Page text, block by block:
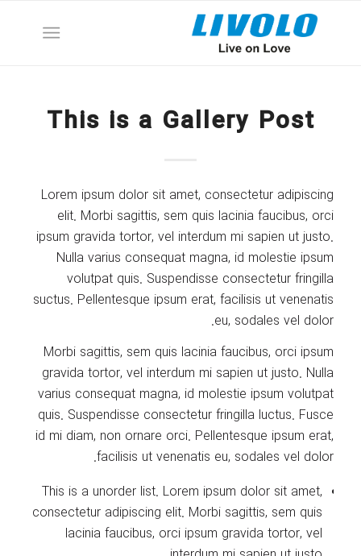
This is a Gallery Post
Lorem ipsum dolor sit amet, consectetur adipiscing
elit. Morbi sagittis, sem quis lacinia faucibus, orci
ipsum gravida tortor, vel interdum mi sapien ut justo.
Nulla varius consequat magna, id molestie ipsum
volutpat quis. Suspendisse consectetur fringilla
suctus. Pellentesque ipsum erat, facilisis ut venenatis
eu, sodales vel dolor.
Morbi sagittis, sem quis lacinia faucibus, orci ipsum
gravida tortor, vel interdum mi sapien ut justo. Nulla
varius consequat magna, id molestie ipsum volutpat
quis. Suspendisse consectetur fringilla luctus. Fusce
id mi diam, non ornare orci. Pellentesque ipsum erat,
facilisis ut venenatis eu, sodales vel dolor.
This is a unorder list. Lorem ipsum dolor sit amet,
consectetur adipiscing elit. Morbi sagittis, sem quis
lacinia faucibus, orci ipsum gravida tortor, vel